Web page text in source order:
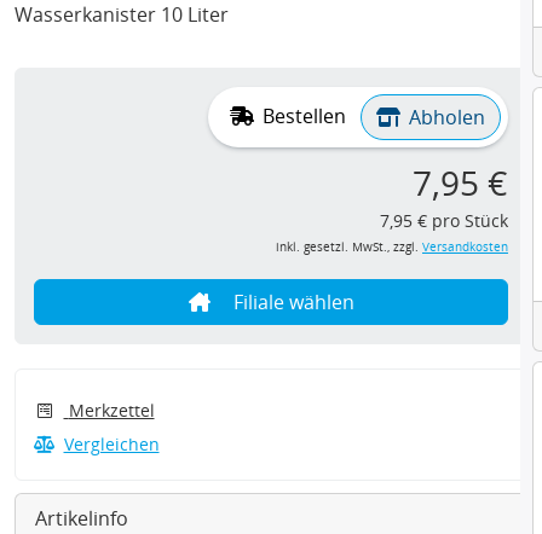
Wasserkanister 10 Liter
Bestellen Abholen
7,95 €
7,95 € pro Stück
inkl. gesetzl. MwSt., zzgl. Versandkosten
Filiale wählen
Merkzettel
Vergleichen
Artikelinfo